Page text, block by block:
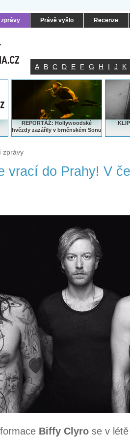
zprávy Právě vyšlo Recenze
A B C D E F G H I J K
REPORTÁŽ: Hollywoodské
hvězdy zazářily v brněnském Sonu
zprávy
vrací do Prahy! V
Biffy Clyro se v